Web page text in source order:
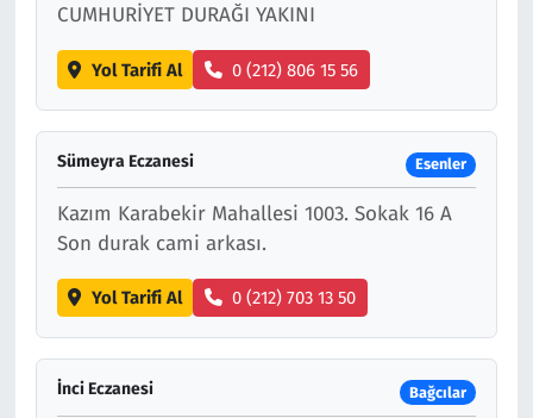
CUMHURİYET DURAĞI YAKINI
Yol Tarifi Al 0 (212) 806 15 56
Sümeyra Eczanesi Esenler
Kazım Karabekir Mahallesi 1003. Sokak 16 A
Son durak cami arkası.
Yol Tarifi Al 0 (212) 703 13 50
İnci Eczanesi Bağcılar